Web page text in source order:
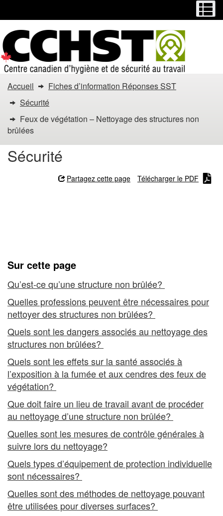
contenu
principal
la
version
HTML
simplifiée
Vous
êtes
dans
:
Feux
des
structures
non
brûlées
Accueil
Fiches d’information Réponses SST
Sécurité
Feux de végétation – Nettoyage des structures non
brûlées
Sécurité
Partagez cette page Télécharger le PDF
Sur cette page
Qu’est-ce qu’une structure non brûlée?
Quelles professions peuvent être nécessaires pour
nettoyer des structures non brûlées?
Quels sont les dangers associés au nettoyage des
structures non brûlées?
Quels sont les effets sur la santé associés à
l’exposition à la fumée et aux cendres des feux de
végétation?
Que doit faire un lieu de travail avant de procéder
au nettoyage d’une structure non brûlée?
Quelles sont les mesures de contrôle générales à
suivre lors du nettoyage?
Quels types d’équipement de protection individuelle
sont nécessaires?
Quelles sont des méthodes de nettoyage pouvant
être utilisées pour diverses surfaces?